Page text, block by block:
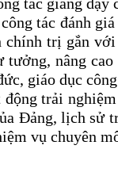
tác đánh
trị gắn với
nâng
giáo dục
động trải
Đảng, lịch sử
vụ chuyên